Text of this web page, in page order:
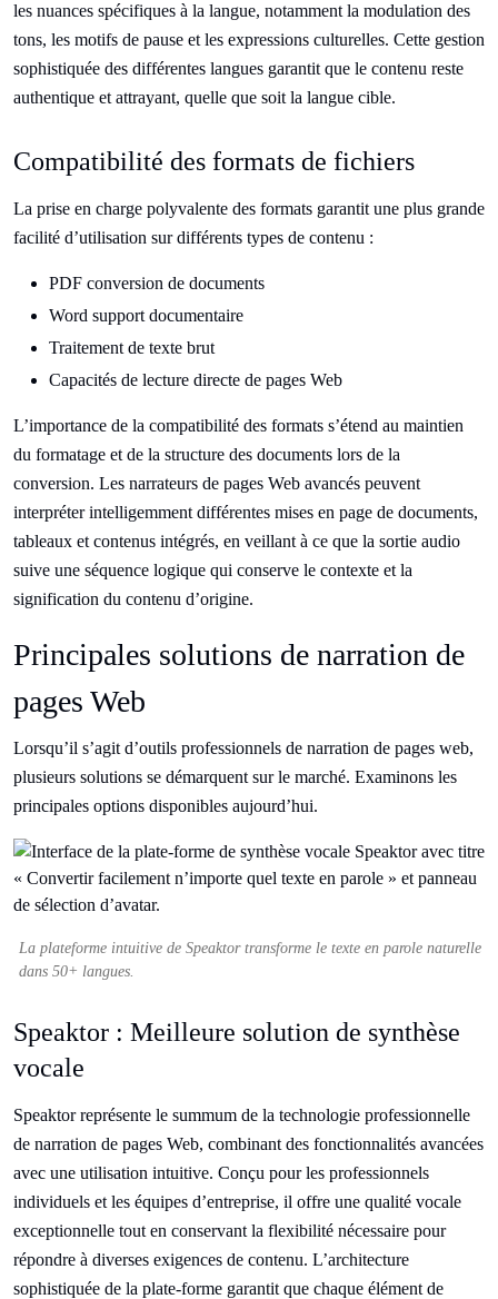
les nuances spécifiques à la langue, notamment la modulation des
tons, les motifs de pause et les expressions culturelles. Cette gestion
sophistiquée des différentes langues garantit que le contenu reste
authentique et attrayant, quelle que soit la langue cible.
Compatibilité des formats de fichiers
La prise en charge polyvalente des formats garantit une plus grande
facilité d’utilisation sur différents types de contenu :
PDF conversion de documents
Word support documentaire
Traitement de texte brut
Capacités de lecture directe de pages Web
L’importance de la compatibilité des formats s’étend au maintien
du formatage et de la structure des documents lors de la
conversion. Les narrateurs de pages Web avancés peuvent
interpréter intelligemment différentes mises en page de documents,
tableaux et contenus intégrés, en veillant à ce que la sortie audio
suive une séquence logique qui conserve le contexte et la
signification du contenu d’origine.
Principales solutions de narration de
pages Web
Lorsqu’il s’agit d’outils professionnels de narration de pages web,
plusieurs solutions se démarquent sur le marché. Examinons les
principales options disponibles aujourd’hui.
La plateforme intuitive de Speaktor transforme le texte en parole naturelle
dans 50+ langues.
Speaktor : Meilleure solution de synthèse
vocale
Speaktor représente le summum de la technologie professionnelle
de narration de pages Web, combinant des fonctionnalités avancées
avec une utilisation intuitive. Conçu pour les professionnels
individuels et les équipes d’entreprise, il offre une qualité vocale
exceptionnelle tout en conservant la flexibilité nécessaire pour
répondre à diverses exigences de contenu. L’architecture
sophistiquée de la plate-forme garantit que chaque élément de